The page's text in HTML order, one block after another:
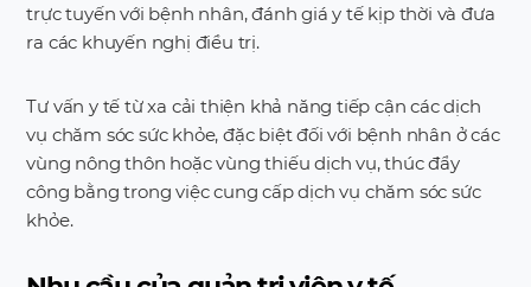
trực tuyến với bệnh nhân, đánh giá y tế kịp thời và đưa
ra các khuyến nghị điều trị.
Tư vấn y tế từ xa cải thiện khả năng tiếp cận các dịch
vụ chăm sóc sức khỏe, đặc biệt đối với bệnh nhân ở các
vùng nông thôn hoặc vùng thiếu dịch vụ, thúc đẩy
công bằng trong việc cung cấp dịch vụ chăm sóc sức
khỏe.